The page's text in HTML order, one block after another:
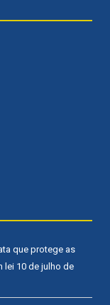
que protege as
lei 10 de julho de